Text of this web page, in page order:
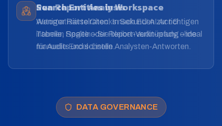
Run Report Analysis
Automatisierte Checks nach EU AI Act &
internen Regeln – Sie bleiben audit-ready, ohne
manuelle Excel-Listen.
DATA GOVERNANCE